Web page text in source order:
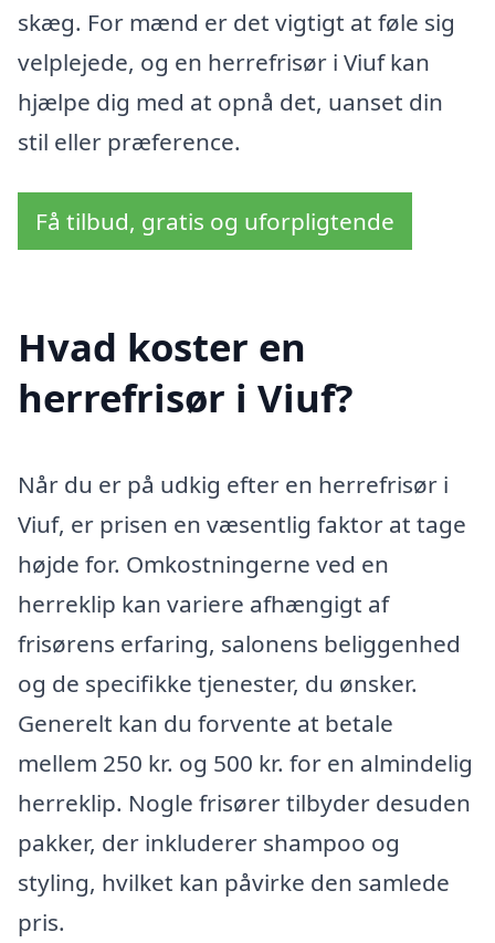
skæg. For mænd er det vigtigt at føle sig
velplejede, og en herrefrisør i Viuf kan
hjælpe dig med at opnå det, uanset din
stil eller præference.
Få tilbud, gratis og uforpligtende
Hvad koster en
herrefrisør i Viuf?
Når du er på udkig efter en herrefrisør i
Viuf, er prisen en væsentlig faktor at tage
højde for. Omkostningerne ved en
herreklip kan variere afhængigt af
frisørens erfaring, salonens beliggenhed
og de specifikke tjenester, du ønsker.
Generelt kan du forvente at betale
mellem 250 kr. og 500 kr. for en almindelig
herreklip. Nogle frisører tilbyder desuden
pakker, der inkluderer shampoo og
styling, hvilket kan påvirke den samlede
pris.